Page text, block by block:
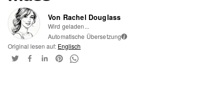
Von Rachel Douglass
Wird geladen...
Automatische Übersetzung i
Original lesen auf: Englisch